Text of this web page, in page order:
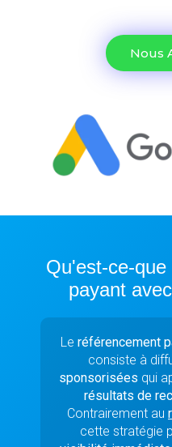
Nous
Qu'est-ce-
payant
Le référencement
consiste à
sponsorisées qui
résultats de
Contrairement au
cette stratégie